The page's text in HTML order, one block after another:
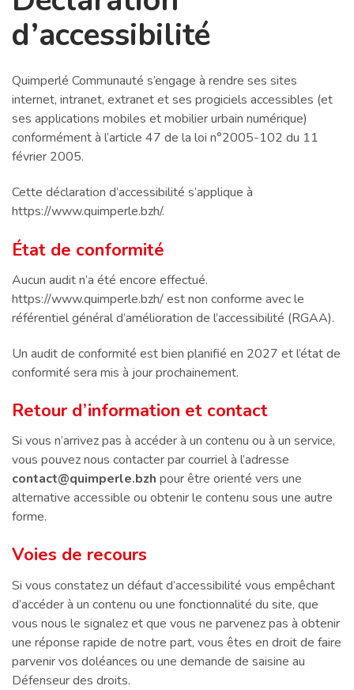
d’accessibilité
Quimperlé Communauté s’engage à rendre ses sites
internet, intranet, extranet et ses progiciels accessibles (et
ses applications mobiles et mobilier urbain numérique)
conformément à l’article 47 de la loi n°2005-102 du 11
février 2005.
Cette déclaration d’accessibilité s’applique à
https://www.quimperle.bzh/.
État de conformité
Aucun audit n’a été encore effectué.
https://www.quimperle.bzh/ est non conforme avec le
référentiel général d’amélioration de l’accessibilité (RGAA).
Un audit de conformité est bien planifié en 2027 et l’état de
conformité sera mis à jour prochainement.
Retour d’information et contact
Si vous n’arrivez pas à accéder à un contenu ou à un service,
vous pouvez nous contacter par courriel à l’adresse
contact@quimperle.bzh pour être orienté vers une
alternative accessible ou obtenir le contenu sous une autre
forme.
Voies de recours
Si vous constatez un défaut d’accessibilité vous empêchant
d’accéder à un contenu ou une fonctionnalité du site, que
vous nous le signalez et que vous ne parvenez pas à obtenir
une réponse rapide de notre part, vous êtes en droit de faire
parvenir vos doléances ou une demande de saisine au
Défenseur des droits.